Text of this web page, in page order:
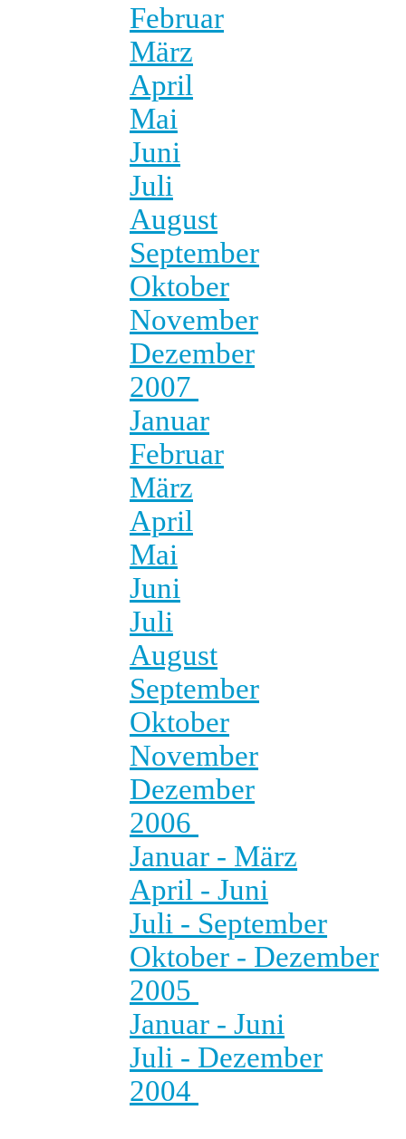
Februar
März
April
Mai
Juni
Juli
August
September
Oktober
November
Dezember
2007
Januar
Februar
März
April
Mai
Juni
Juli
August
September
Oktober
November
Dezember
2006
Januar - März
April - Juni
Juli - September
Oktober - Dezember
2005
Januar - Juni
Juli - Dezember
2004